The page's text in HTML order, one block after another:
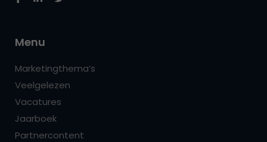
Menu
Marketingthema’s
Veelgelezen
Vacatures
Jaarboek
Partnercontent